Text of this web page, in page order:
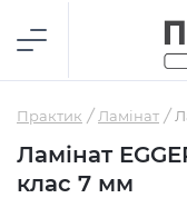
Практик Ламінат
Ламінат
клас 7 мм